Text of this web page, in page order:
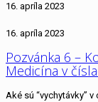
16. apríla 2023
16. apríla 2023
Pozvánka 6 –
Medicína v
Aké sú “vychytávky”